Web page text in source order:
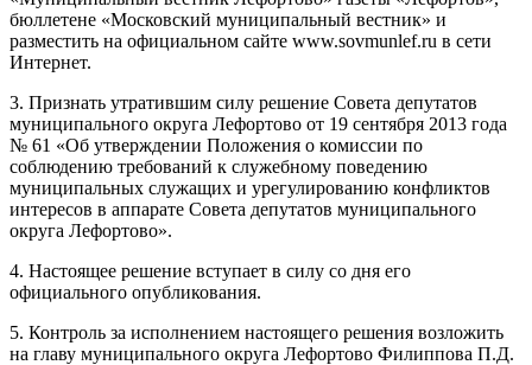
бюллетене «Московский муниципальный вестник» и
разместить на официальном сайте www.sovmunlef.ru в сети
Интернет.
3. Признать утратившим силу решение Совета депутатов
муниципального округа Лефортово от 19 сентября 2013 года
№ 61 «Об утверждении Положения о комиссии по
соблюдению требований к служебному поведению
муниципальных служащих и урегулированию конфликтов
интересов в аппарате Совета депутатов муниципального
округа Лефортово».
4. Настоящее решение вступает в силу со дня его
официального опубликования.
5. Контроль за исполнением настоящего решения возложить
на главу муниципального округа Лефортово Филиппова П.Д.